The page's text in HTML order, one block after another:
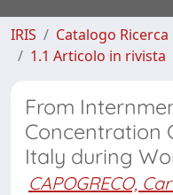
IRIS Catalogo Ricerca
1.1 Articolo in rivista
From
Concentration
Italy during
CAPOGRECO,